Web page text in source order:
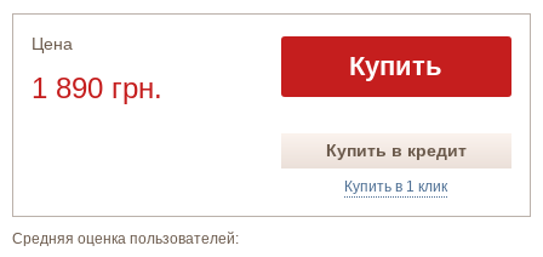
Цена
1 890 грн.
Купить
Купить в кредит
Купить в 1 клик
Средняя оценка пользователей: